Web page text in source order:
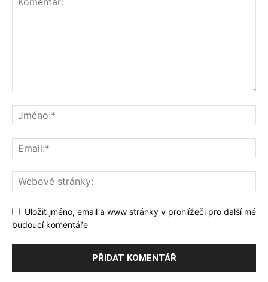
Uložit jméno, email a www stránky v prohlížeči pro další mé
budoucí komentáře